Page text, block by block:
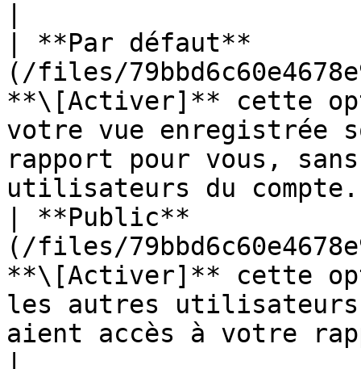
| **Par défaut**
(/files/
**\[Activer]** cette
votre vue enregistrée
rapport pour vous,
utilisateurs du
| **Public**
(/files/
**\[Activer]** cette
les autres utilisateurs
aient accès à votre